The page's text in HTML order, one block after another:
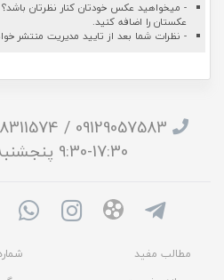
- میخواهید عکس خودتان کنار نظرتان
عکستان را اضافه کنید.
- نظرات شما بعد از تایید مدیریت منتشر
17:30-9:30 پنجشنبه 13:00-9:30
مطالب مفید